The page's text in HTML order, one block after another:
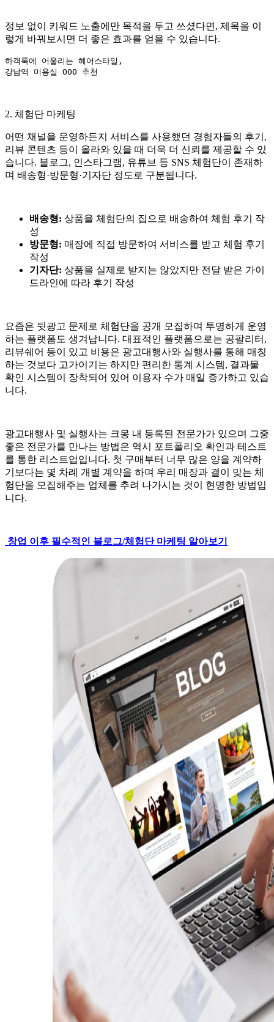
정보 없이 키워드 노출에만 목적을 두고 쓰셨다면, 제목을 이
렇게 바꿔보시면 더 좋은 효과를 얻을 수 있습니다.
하객룩에 어울리는 헤어스타일,
2. 체험단 마케팅
어떤 채널을 운영하든지 서비스를 사용했던 경험자들의 후기,
리뷰 콘텐츠 등이 올라와 있을 때 더욱 더 신뢰를 제공할 수 있
습니다. 블로그, 인스타그램, 유튜브 등 SNS 체험단이 존재하
며 배송형·방문형·기자단 정도로 구분됩니다.
배송형: 상품을 체험단의 집으로 배송하여 체험 후기 작
성
방문형: 매장에 직접 방문하여 서비스를 받고 체험 후기
작성
기자단: 상품을 실제로 받지는 않았지만 전달 받은 가이
드라인에 따라 후기 작성
요즘은 뒷광고 문제로 체험단을 공개 모집하며 투명하게 운영
하는 플랫폼도 생겨납니다. 대표적인 플랫폼으로는 공팔리터,
리뷰쉐어 등이 있고 비용은 광고대행사와 실행사를 통해 매칭
하는 것보다 고가이기는 하지만 편리한 통계 시스템, 결과물
확인 시스템이 장착되어 있어 이용자 수가 매일 증가하고 있습
니다.
광고대행사 및 실행사는 크몽 내 등록된 전문가가 있으며 그중
좋은 전문가를 만나는 방법은 역시 포트폴리오 확인과 테스트
를 통한 리스트업입니다. 첫 구매부터 너무 많은 양을 계약하
기보다는 몇 차례 개별 계약을 하며 우리 매장과 결이 맞는 체
험단을 모집해주는 업체를 추려 나가시는 것이 현명한 방법입
니다.
창업 이후 필수적인 블로그/체험단 마케팅 알아보기